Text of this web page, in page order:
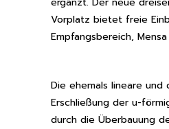
Vorplatz bietet freie
Empfangsbereich,
Die ehemals lineare
Erschließung der u-
durch die Überbauung